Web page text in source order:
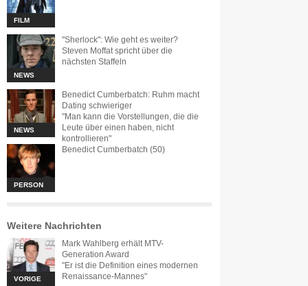
FILM
NEWS
"Sherlock": Wie geht es weiter?
Steven Moffat spricht über die
nächsten Staffeln
NEWS
Benedict Cumberbatch: Ruhm macht
Dating schwieriger
"Man kann die Vorstellungen, die die
Leute über einen haben, nicht
kontrollieren"
PERSON
Benedict Cumberbatch (50)
Weitere Nachrichten
VORIGE
Mark Wahlberg erhält MTV-
Generation Award
"Er ist die Definition eines modernen
Renaissance-Mannes"